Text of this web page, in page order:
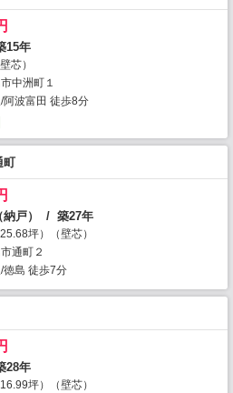
15年
壁芯）
中洲町１
/阿波富田 徒歩8分
町
納戸） / 築27年
25.68坪）（壁芯）
通町２
徳島 徒歩7分
28年
16.99坪）（壁芯）